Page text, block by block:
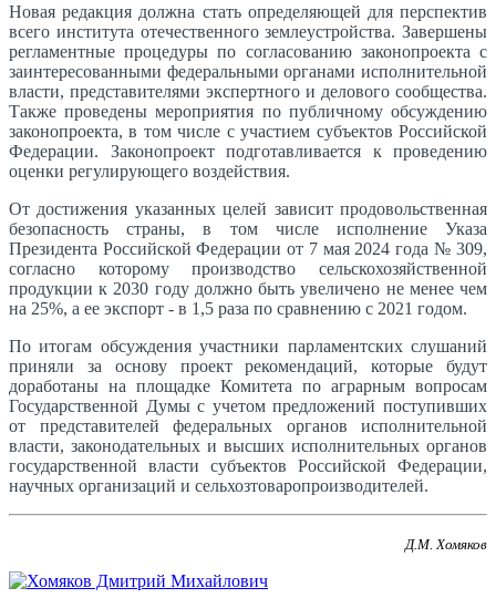
Новая редакция должна стать определяющей для перспектив
всего института отечественного землеустройства. Завершены
регламентные процедуры по согласованию законопроекта с
заинтересованными федеральными органами исполнительной
власти, представителями экспертного и делового сообщества.
Также проведены мероприятия по публичному обсуждению
законопроекта, в том числе с участием субъектов Российской
Федерации. Законопроект подготавливается к проведению
оценки регулирующего воздействия.
От достижения указанных целей зависит продовольственная
безопасность страны, в том числе исполнение Указа
Президента Российской Федерации от 7 мая 2024 года № 309,
согласно которому производство сельскохозяйственной
продукции к 2030 году должно быть увеличено не менее чем
на 25%, а ее экспорт - в 1,5 раза по сравнению с 2021 годом.
По итогам обсуждения участники парламентских слушаний
приняли за основу проект рекомендаций, которые будут
доработаны на площадке Комитета по аграрным вопросам
Государственной Думы с учетом предложений поступивших
от представителей федеральных органов исполнительной
власти, законодательных и высших исполнительных органов
государственной власти субъектов Российской Федерации,
научных организаций и сельхозтоваропроизводителей.
Д.М. Хомяков